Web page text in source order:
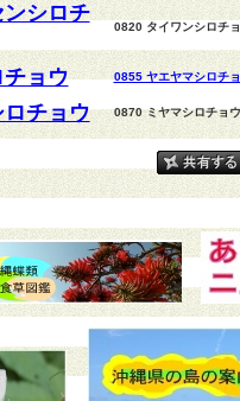
シロチ
0820 タイワンシロチ
ョウ 0855 ヤエヤマシロチ
チョウ 0870 ミヤマシロチョウ